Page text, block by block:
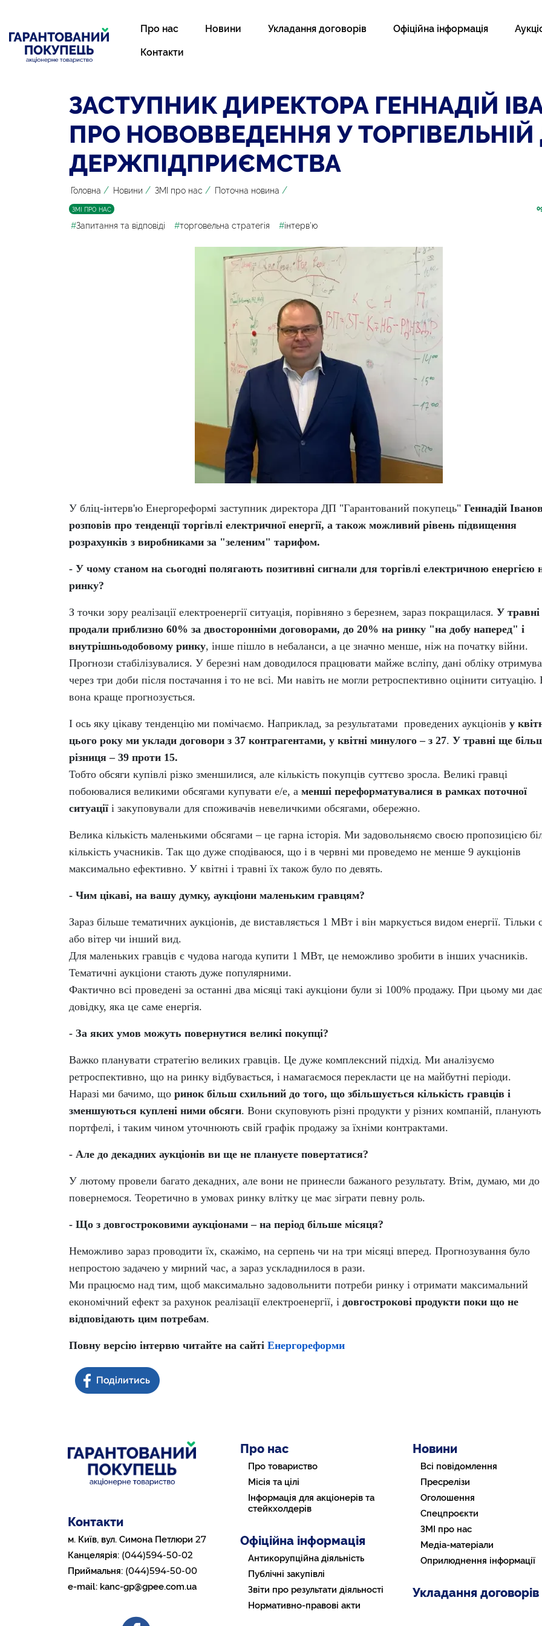
Про нас Новини Укладання договорів Офіційна інформація
Контакти
ЗАСТУПНИК ДИРЕКТОРА ГЕННАДІЙ
ПРО НОВОВВЕДЕННЯ У ТОРГІВЕЛЬНІЙ
ДЕРЖПІДПРИЄМСТВА
Головна / Новини / ЗМІ про нас / Поточна новина /
ЗМІ ПРО НАС
#Запитання та відповіді #торговельна стратегія #інтерв'ю
У бліц-інтерв'ю Енергореформі заступник директора ДП "Гарантований покупець" Геннадій Іванов
розповів про тенденції торгівлі електричної енергії, а також можливий рівень підвищення
розрахунків з виробниками за "зеленим" тарифом.
- У чому станом на сьогодні полягають позитивні сигнали для торгівлі електричною енергією
ринку?
З точки зору реалізації електроенергії ситуація, порівняно з березнем, зараз покращилася. У
продали приблизно 60% за двосторонніми договорами, до 20% на ринку "на добу наперед" і
внутрішньодобовому ринку, інше пішло в небаланси, а це значно менше, ніж на початку війни.
Прогнози стабілізувалися. У березні нам доводилося працювати майже всліпу, дані обліку
через три доби після постачання і то не всі. Ми навіть не могли ретроспективно оцінити ситуацію.
вона краще прогнозується.
І ось яку цікаву тенденцію ми помічаємо. Наприклад, за результатами проведених аукціонів у
цього року ми уклади договори з 37 контрагентами, у квітні минулого – з 27. У травні ще
різниця – 39 проти 15.
Тобто обсяги купівлі різко зменшилися, але кількість покупців суттєво зросла. Великі гравці
побоювалися великими обсягами купувати е/е, а менші переформатувалися в рамках поточної
ситуації і закуповували для споживачів невеличкими обсягами, обережно.
Велика кількість маленькими обсягами – це гарна історія. Ми задовольняємо своєю пропозицією
кількість учасників. Так що дуже сподіваюся, що і в червні ми проведемо не менше 9 аукціонів
максимально ефективно. У квітні і травні їх також було по девять.
- Чим цікаві, на вашу думку, аукціони маленьким гравцям?
Зараз більше тематичних аукціонів, де виставляється 1 МВт і він маркується видом енергії. Тільки
або вітер чи інший вид.
Для маленьких гравців є чудова нагода купити 1 МВт, це неможливо зробити в інших учасників.
Тематичні аукціони стають дуже популярними.
Фактично всі проведені за останні два місяці такі аукціони були зі 100% продажу. При цьому ми
довідку, яка це саме енергія.
- За яких умов можуть повернутися великі покупці?
Важко планувати стратегію великих гравців. Це дуже комплексний підхід. Ми аналізуємо
ретроспективно, що на ринку відбувається, і намагаємося перекласти це на майбутні періоди.
Наразі ми бачимо, що ринок більш схильний до того, що збільшується кількість гравців і
зменшуються куплені ними обсяги. Вони скуповують різні продукти у різних компаній, планують
портфелі, і таким чином уточнюють свій графік продажу за їхніми контрактами.
- Але до декадних аукціонів ви ще не плануєте повертатися?
У лютому провели багато декадних, але вони не принесли бажаного результату. Втім, думаю, ми
повернемося. Теоретично в умовах ринку влітку це має зіграти певну роль.
- Що з довгостроковими аукціонами – на період більше місяця?
Неможливо зараз проводити їх, скажімо, на серпень чи на три місяці вперед. Прогнозування було
непростою задачею у мирний час, а зараз ускладнилося в рази.
Ми працюємо над тим, щоб максимально задовольнити потреби ринку і отримати максимальний
економічний ефект за рахунок реалізації електроенергії, і довгострокові продукти поки що не
відповідають цим потребам.
Повну версію інтервю читайте на сайті Енергореформи
Контакти
м. Київ, вул. Симона Петлюри 27
Канцелярія: (044)594-50-02
Приймальня: (044)594-50-00
e-mail: kanc-gp@gpee.com.ua
Про нас
Про товариство
Місія та цілі
Інформація для акціонерів та
стейкхолдерів
Офіційна інформація
Антикорупційна діяльність
Публічні закупівлі
Звіти про результати діяльності
Нормативно-правові акти
Новини
Всі повідомлення
Пресрелізи
Оголошення
Спецпроєкти
ЗМІ про нас
Медіа-матеріали
Оприлюднення інформації
Укладання договорів